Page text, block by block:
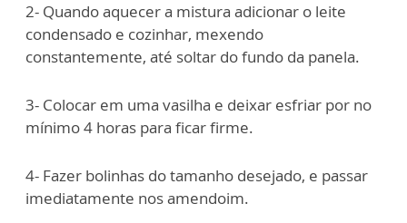
2- Quando aquecer a mistura adicionar o leite
condensado e cozinhar, mexendo
constantemente, até soltar do fundo da panela.
3- Colocar em uma vasilha e deixar esfriar por no
mínimo 4 horas para ficar firme.
4- Fazer bolinhas do tamanho desejado, e passar
imediatamente nos amendoim.